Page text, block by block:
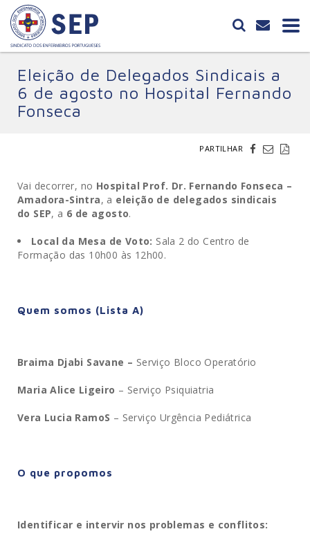
Eleição de Delegados Sindicais a
6 de agosto no Hospital Fernando
Fonseca
PARTILHAR
Vai decorrer, no Hospital Prof. Dr. Fernando Fonseca –
Amadora-Sintra, a eleição de delegados sindicais
do SEP, a 6 de agosto.
Local da Mesa de Voto: Sala 2 do Centro de
Formação das 10h00 às 12h00.
Quem somos (Lista A)
Braima Djabi Savane – Serviço Bloco Operatório
Maria Alice Ligeiro – Serviço Psiquiatria
Vera Lucia RamoS – Serviço Urgência Pediátrica
O que propomos
Identificar e intervir nos problemas e conflitos: